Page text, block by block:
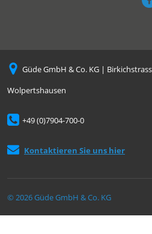
Güde GmbH & Co. KG |
Wolpertshausen
+49 (0)7904-700-0
Kontaktieren Sie uns hier
© 2026 Güde GmbH & Co. KG